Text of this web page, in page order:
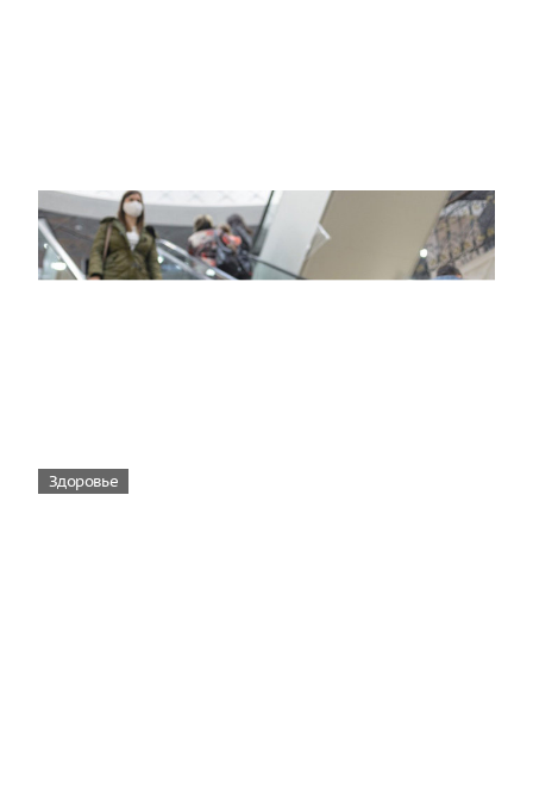
Здоровье